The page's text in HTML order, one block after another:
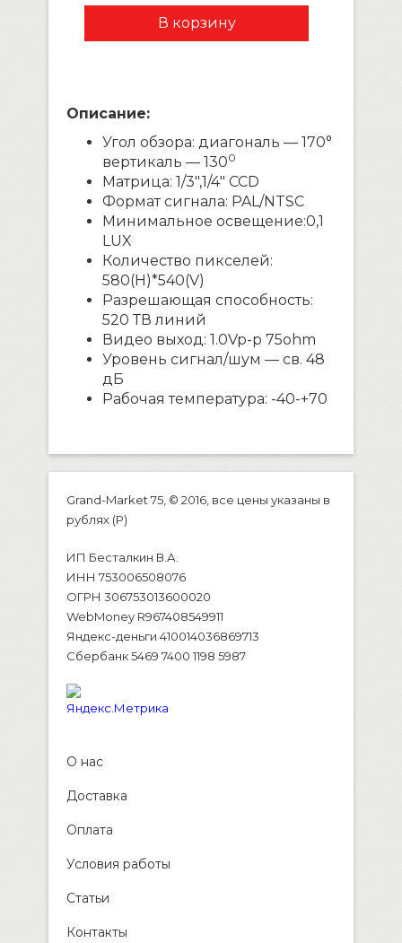
Описание:
Угол обзора: диагональ — 170°
вертикаль — 1300
Матрица: 1/3″,1/4″ ССD
Формат сигнала: PAL/NTSC
Минимальное освещение:0,1
LUX
Количество пикселей:
580(H)*540(V)
Разрешающая способность:
520 ТВ линий
Видео выход: 1.0Vp-p 75ohm
Уровень сигнал/шум — св. 48
дБ
Рабочая температура: -40-+70
Grand-Market 75, © 2016, все цены указаны в
рублях (P)
ИП Бесталкин В.А.
ИНН 753006508076
ОГРН 306753013600020
WebMoney R967408549911
Яндекс-деньги 410014036869713
Сбербанк 5469 7400 1198 5987
О нас
Доставка
Оплата
Условия работы
Статьи
Контакты